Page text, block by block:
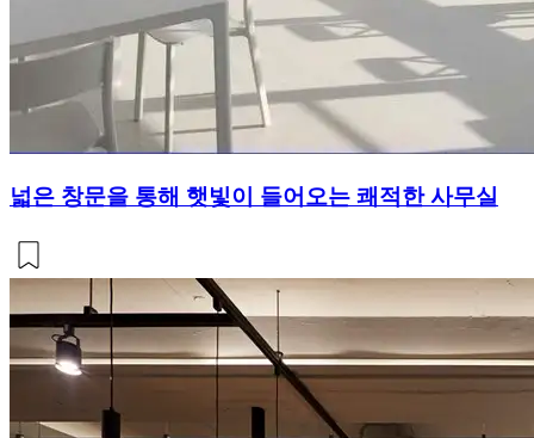
넓은 창문을 통해 햇빛이 들어오는 쾌적한 사무실